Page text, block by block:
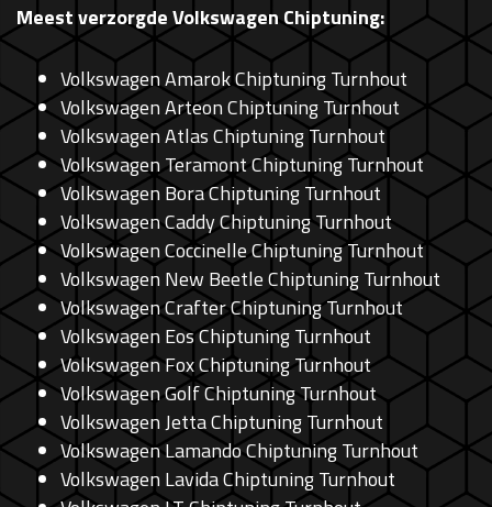
Meest verzorgde Volkswagen Chiptuning:
Volkswagen Amarok Chiptuning Turnhout
Volkswagen Arteon Chiptuning Turnhout
Volkswagen Atlas Chiptuning Turnhout
Volkswagen Teramont Chiptuning Turnhout
Volkswagen Bora Chiptuning Turnhout
Volkswagen Caddy Chiptuning Turnhout
Volkswagen Coccinelle Chiptuning Turnhout
Volkswagen New Beetle Chiptuning Turnhout
Volkswagen Crafter Chiptuning Turnhout
Volkswagen Eos Chiptuning Turnhout
Volkswagen Fox Chiptuning Turnhout
Volkswagen Golf Chiptuning Turnhout
Volkswagen Jetta Chiptuning Turnhout
Volkswagen Lamando Chiptuning Turnhout
Volkswagen Lavida Chiptuning Turnhout